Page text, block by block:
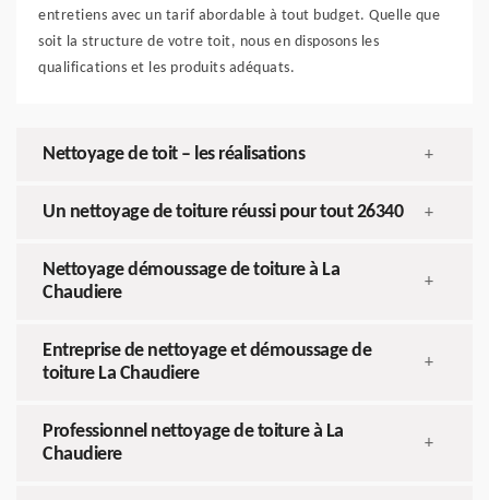
entretiens avec un tarif abordable à tout budget. Quelle que
soit la structure de votre toit, nous en disposons les
qualifications et les produits adéquats.
Nettoyage de toit – les réalisations +
Un nettoyage de toiture réussi pour tout 26340 +
Nettoyage démoussage de toiture à La
Chaudiere
+
Entreprise de nettoyage et démoussage de
toiture La Chaudiere
+
Professionnel nettoyage de toiture à La
Chaudiere
+